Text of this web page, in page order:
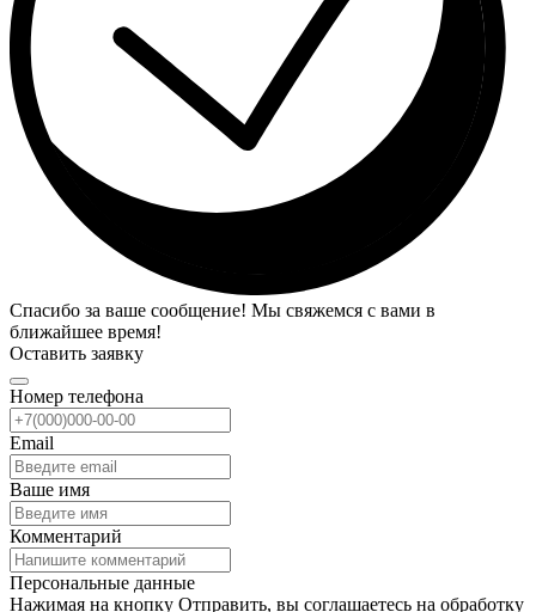
Спасибо за ваше сообщение! Мы свяжемся с вами в
ближайшее время!
Оставить заявку
Номер телефона
Email
Ваше имя
Комментарий
Персональные данные
Нажимая на кнопку Отправить, вы соглашаетесь на обработку